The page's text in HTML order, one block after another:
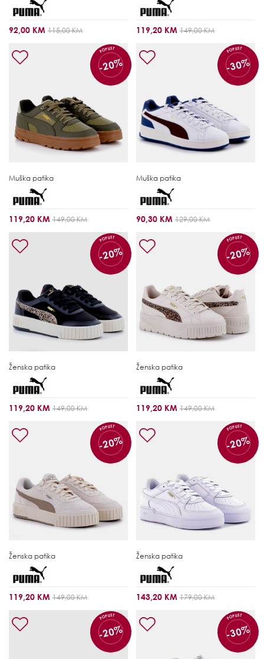
92,00 KM 115,00 KM 119,20 KM 149,00 KM
POPUST
-20%
Muška patika
119,20 KM 149,00 KM
POPUST
-30%
Muška patika
90,30 KM 129,00 KM
POPUST
-20%
Ženska patika
119,20 KM 149,00 KM
POPUST
-20%
Ženska patika
119,20 KM 149,00 KM
POPUST
-20%
Ženska patika
119,20 KM 149,00 KM
POPUST
-20%
Ženska patika
143,20 KM 179,00 KM
POPUST
-20%
POPUST
-30%